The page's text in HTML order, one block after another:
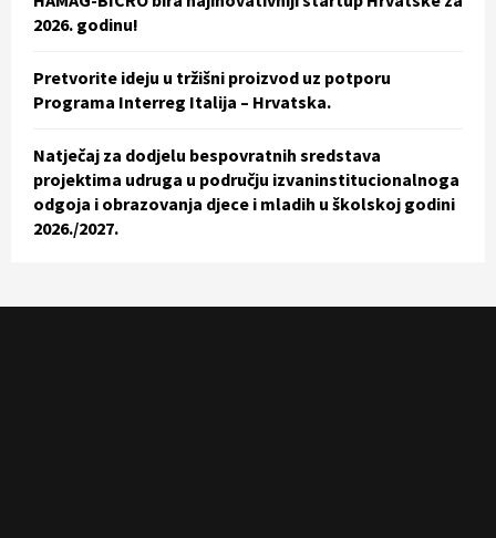
2026. godinu!
Pretvorite ideju u tržišni proizvod uz potporu
Programa Interreg Italija – Hrvatska.
Natječaj za dodjelu bespovratnih sredstava
projektima udruga u području izvaninstitucionalnoga
odgoja i obrazovanja djece i mladih u školskoj godini
2026./2027.